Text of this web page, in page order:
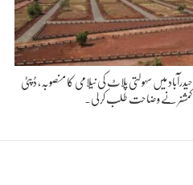
حیدرآباد میں سہولتی پلاٹ کی نیلامی کا منصوبہ، ڈپٹی
کمشنر نے وضاحت طلب کر لی۔